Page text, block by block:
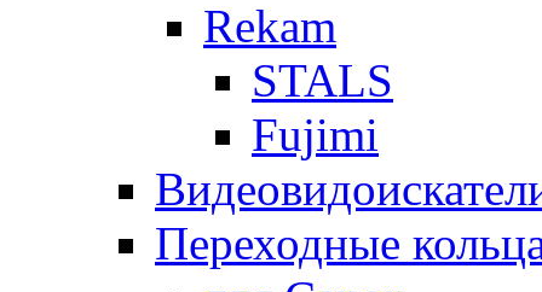
Rekam
STALS
Fujimi
Переходные